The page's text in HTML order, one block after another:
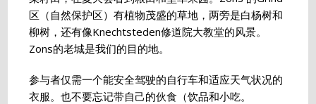
区（自然保护区）有植物茂盛的草地，两旁是白杨树和
柳树，还有像Knechtsteden修道院大教堂的风景。
Zons的老城是我们的目的地。
参与者仅需一个能安全驾驶的自行车和适应天气状况的
衣服。也不要忘记带自己的伙食（饮品和小吃。